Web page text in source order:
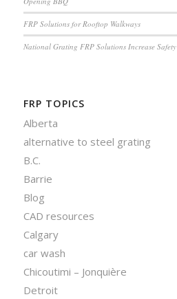
FRP Solutions for Rooftop Walkways
National Grating FRP Solutions Increase Safety
FRP TOPICS
Alberta
alternative to steel grating
B.C.
Barrie
Blog
CAD resources
Calgary
car wash
Chicoutimi – Jonquière
Detroit